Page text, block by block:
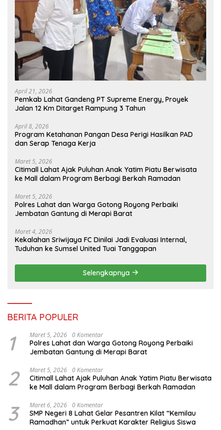
April 21, 2026
Pemkab Lahat Gandeng PT Supreme Energy, Proyek
Jalan 12 Km Ditarget Rampung 3 Tahun
April 8, 2026
Program Ketahanan Pangan Desa Perigi Hasilkan PAD
dan Serap Tenaga Kerja
Maret 5, 2026
Citimall Lahat Ajak Puluhan Anak Yatim Piatu Berwisata
ke Mall dalam Program Berbagi Berkah Ramadan
Maret 5, 2026
Polres Lahat dan Warga Gotong Royong Perbaiki
Jembatan Gantung di Merapi Barat
Maret 4, 2026
Kekalahan Sriwijaya FC Dinilai Jadi Evaluasi Internal,
Tuduhan ke Sumsel United Tuai Tanggapan
Selengkapnya
BERITA POPULER
1 Maret 5, 2026 0 Komentar
Polres Lahat dan Warga Gotong Royong Perbaiki
Jembatan Gantung di Merapi Barat
2 Maret 5, 2026 0 Komentar
Citimall Lahat Ajak Puluhan Anak Yatim Piatu Berwisata
ke Mall dalam Program Berbagi Berkah Ramadan
3 Maret 6, 2026 0 Komentar
SMP Negeri 8 Lahat Gelar Pesantren Kilat “Kemilau
Ramadhan” untuk Perkuat Karakter Religius Siswa